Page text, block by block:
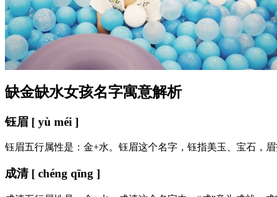
缺金缺水女孩名字寓意解析
钰眉 [ yù méi ]
钰眉五行属性是：金+水。钰眉这个名字，钰指美玉、宝石，
成清 [ chéng qīng ]